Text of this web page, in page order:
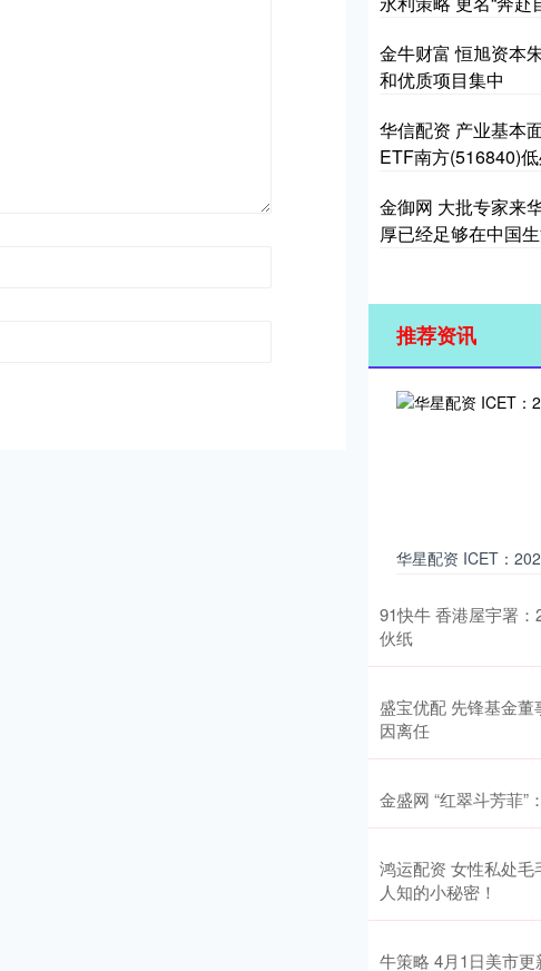
金牛财富 恒旭资本
和优质项目集中
华信配资 产业基本
ETF南方(516840)
金御网 大批专家来
厚已经足够在中国
推荐资讯
华星配资 ICET：
91快牛 香港屋宇署
伙纸
盛宝优配 先锋基金董
因离任
金盛网 “红翠斗芳菲”
鸿运配资 女性私处
人知的小秘密！
牛策略 4月1日美市